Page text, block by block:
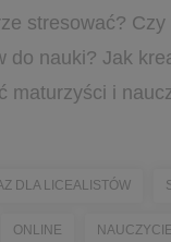
stresować?
do nauki? Jak
maturzyści i
DLA LICEALISTÓW
ONLINE